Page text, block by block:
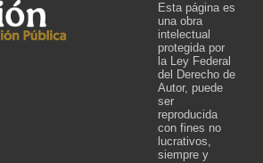
Esta página es
una obra
intelectual
protegida por
la Ley Federal
del Derecho de
Autor, puede
ser
reproducida
con fines no
lucrativos,
siempre y